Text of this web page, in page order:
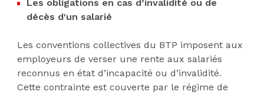
Les obligations en cas d’invalidité ou de
décès d'un salarié
Les conventions collectives du BTP imposent aux
employeurs de verser une rente aux salariés
reconnus en état d’incapacité ou d’invalidité.
Cette contrainte est couverte par le régime de